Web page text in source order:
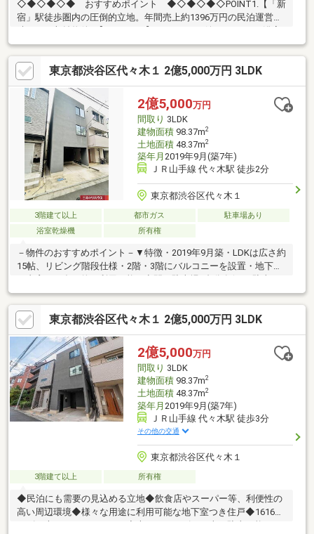
◇◆◇◆◇◆ おすすめポイント ◆◇◆◇◆◇POINT1.【「新
宿」駅徒歩圏内の圧倒的立地。年間売上約1396万円の民泊運営実
績がある収益物件。】POINT2.【ファミリーに嬉しい4LDK。浴室
TVや食洗機、洗面台2ヶ所など充実の設備が魅力です。】POINT3.
【代々木公園が徒歩圏内で、都心にありながら豊かな自然を感じ
られる落ち着いた住環境。】
◇◆◇◆◇◆◇◆◇◆◇◆◇◆◇◆◇◆◇◆◇◆◇◆【ライ
フプラン】本物件においての住宅ローンシミュレーションはもち
ろん、本物件購入後１０～２０年後のライフサイクルの変化を見
据えた長期的なライフプランシミュレーションを実施します。
東京都渋谷区代々木１ 2億5,000万円 3LDK
2億5,000万円
間取り 3LDK
建物面積98.37m2
土地面積48.37m2
築年月 2019年9月(築7年)
ＪＲ山手線 代々木駅 徒歩2分
東京都渋谷区代々木１
3階建て以上 都市ガス
駐車場あり
浴室乾燥機
所有権
－物件のおすすめポイント－▼特徴・2019年9月築・LDKは広さ約
15帖、リビング階段仕様・2階・3階にバルコニーを設置・地下室
能・車種制限有)▼設備・浄水器付水栓の対面式キッチン・浴室は
1616サイズ、浴室乾燥機付▼周辺環境・まいばすけっと代々木駅
西店 徒歩2分(約120m)・ナチュラルローソン代々木駅西店 徒歩1
分(約80m)※容積率は前面道路の幅員により160％に制限されます■
ご希望の住まい探しをお手伝いします ━━━━━・・・物件の詳
細・ご相談はお気軽にお問い合わせください。
東京都渋谷区代々木１ 2億5,000万円 3LDK
2億5,000万円
間取り 3LDK
建物面積98.37m2
土地面積48.37m2
築年月 2019年9月(築7年)
ＪＲ山手線 代々木駅 徒歩3分
その他の交通
東京都渋谷区代々木１
3階建て以上 所有権
◆民泊にも需要の見込める立地◆飲食店やスーパー等、利便性の
高い周辺環境◆様々な用途に利用可能な地下室つき住戸◆1616サ
イズの大きなユニットバス◆大きなサイズのお車も駐車可能なパ